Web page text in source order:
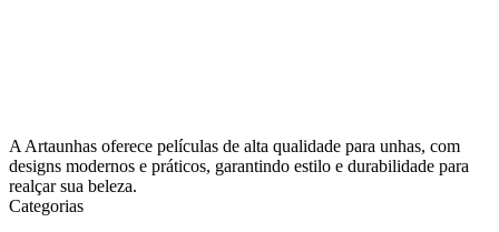
A Artaunhas oferece películas de alta qualidade para unhas, com
designs modernos e práticos, garantindo estilo e durabilidade para
realçar sua beleza.
Categorias